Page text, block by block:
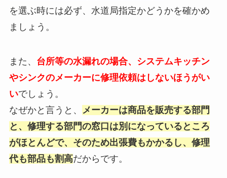
を選ぶ時には必ず、水道局指定かどうかを確かめ
ましょう。
また、 台所等の水漏れの場合、システムキッチン
やシンクのメーカーに修理依頼はしないほうがい
いでしょう。
なぜかと言うと、
メーカーは商品を販売する部門
と、修理する部門の窓口は別になっているところ
がほとんどで、そのため出張費もかかるし、修理
代も部品も割高だからです。